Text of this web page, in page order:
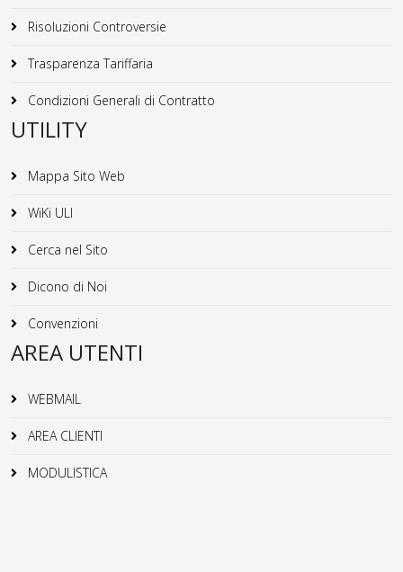
Risoluzioni Controversie
Trasparenza Tariffaria
Condizioni Generali di Contratto
UTILITY
Mappa Sito Web
WiKi ULI
Cerca nel Sito
Dicono di Noi
Convenzioni
AREA UTENTI
WEBMAIL
AREA CLIENTI
MODULISTICA